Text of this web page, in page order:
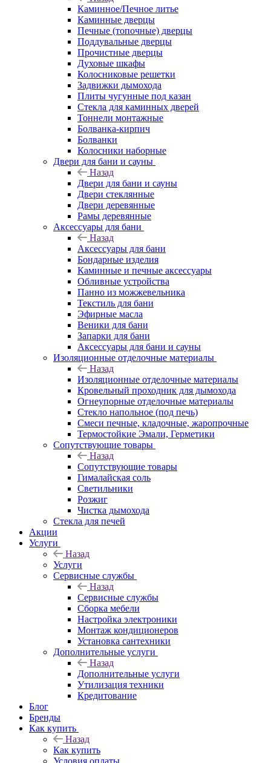
Каминное/Печное литье
Каминные дверцы
Печные (топочные) дверцы
Поддувальные дверцы
Прочистные дверцы
Духовые шкафы
Колосниковые решетки
Задвижки дымохода
Плиты чугунные под казан
Стекла для каминных дверей
Тоннели монтажные
Болванка-кирпич
Болванки
Колосники наборные
Двери для бани и сауны
Назад
Двери для бани и сауны
Двери стеклянные
Двери деревянные
Рамы деревянные
Аксессуары для бани
Назад
Аксессуары для бани
Бондарные изделия
Каминные и печные аксессуары
Обливные устройства
Панно из можжевельника
Текстиль для бани
Эфирные масла
Веники для бани
Запарки для бани
Аксессуары для бани и сауны
Изоляционные отделочные материалы
Назад
Изоляционные отделочные материалы
Кровельный проходник для дымохода
Огнеупорные отделочные материалы
Стекло напольное (под печь)
Смеси печные, кладочные, жаропрочные
Термостойкие Эмали, Герметики
Сопутствующие товары
Назад
Сопутствующие товары
Гималайская соль
Светильники
Розжиг
Чистка дымохода
Стекла для печей
Акции
Услуги
Назад
Услуги
Сервисные службы
Назад
Сервисные службы
Сборка мебели
Настройка электроники
Монтаж кондиционеров
Установка сантехники
Дополнительные услуги
Назад
Дополнительные услуги
Утилизация техники
Кредитование
Блог
Бренды
Как купить
Назад
Как купить
Условия оплаты